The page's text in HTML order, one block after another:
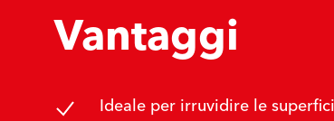
Vantaggi
Ideale per irruvidire le